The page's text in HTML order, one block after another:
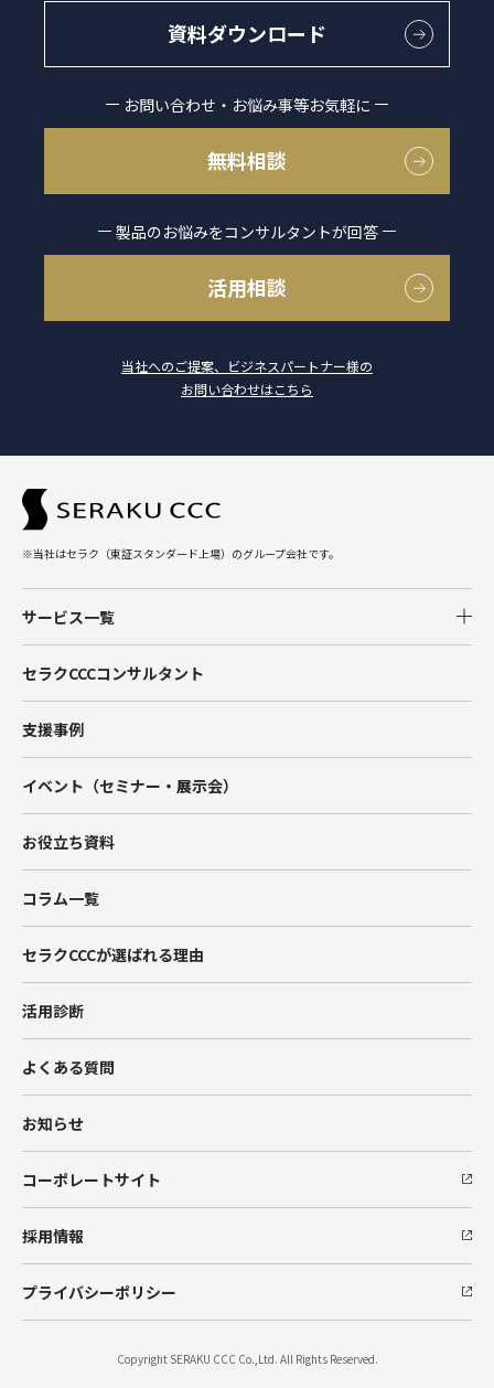
資料ダウンロード
お問い合わせ・お悩み事等お気軽に
無料相談
製品のお悩みをコンサルタントが回答
活用相談
当社へのご提案、ビジネスパートナー様の
お問い合わせはこちら
※当社はセラク（東証スタンダード上場）のグループ会社です。
サービス一覧
Salesforce
Tableau
Account Engagement（旧Pardot）
Marketing Cloud
Data Cloud
BtoBマーケティング支援
セラクCCCコンサルタント
支援事例
イベント（セミナー・展示会）
お役立ち資料
コラム一覧
セラクCCCが選ばれる理由
活用診断
よくある質問
お知らせ
コーポレートサイト
採用情報
プライバシーポリシー
Copyright SERAKU CCC Co.,Ltd. All Rights Reserved.